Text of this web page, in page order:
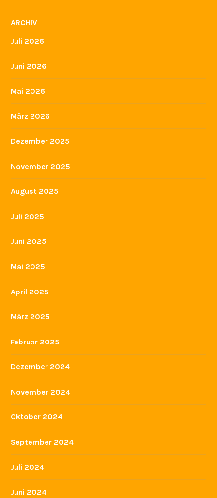
ARCHIV
Juli 2026
Juni 2026
Mai 2026
März 2026
Dezember 2025
November 2025
August 2025
Juli 2025
Juni 2025
Mai 2025
April 2025
März 2025
Februar 2025
Dezember 2024
November 2024
Oktober 2024
September 2024
Juli 2024
Juni 2024